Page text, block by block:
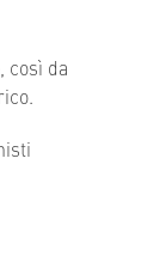
così da